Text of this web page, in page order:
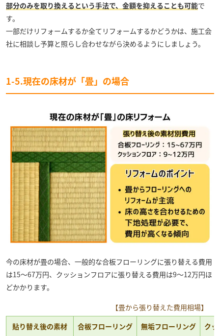
部分のみを取り換えるという手法で、金額を抑えることも可能で
す。
一部だけリフォームするか全てリフォームするかどうかは、施工会
社に相談し予算と照らし合わせながら決めるようにしましょう。
1-5.現在の床材が「畳」の場合
今の床材が畳の場合、一般的な合板フローリングに張り替える費用
は15～67万円、クッションフロアに張り替える費用は9～12万円ほ
どかかります。
【畳から張り替えた費用相場】
貼り替え後の素材
合板フローリング 無垢フローリング ク